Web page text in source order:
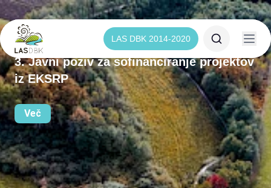
3. Javni poziv za sofinanciranje projektov
iz EKSRP
Več
LAS DBK 2014-2020